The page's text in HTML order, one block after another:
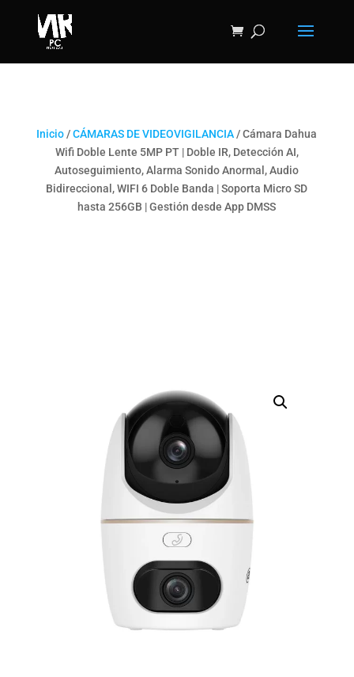
Inicio /CÁMARAS DE VIDEOVIGILANCIA / Cámara Dahua
Wifi Doble Lente 5MP PT | Doble IR, Detección AI,
Autoseguimiento, Alarma Sonido Anormal, Audio
Bidireccional, WIFI 6 Doble Banda | Soporta Micro SD
hasta 256GB | Gestión desde App DMSS